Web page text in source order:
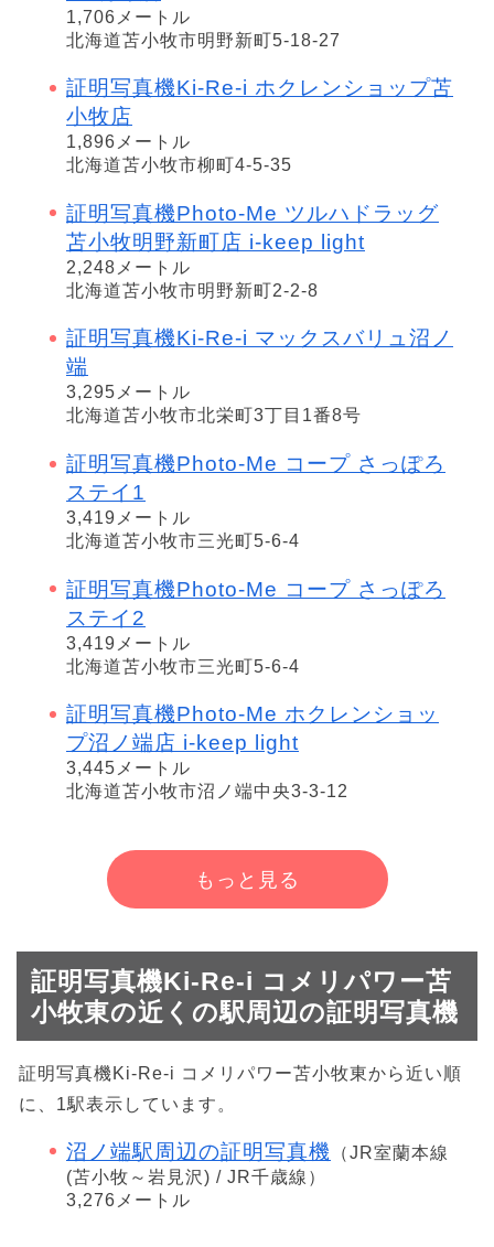
1,706メートル
北海道苫小牧市明野新町5-18-27
証明写真機Ki-Re-i ホクレンショップ苫
小牧店
1,896メートル
北海道苫小牧市柳町4-5-35
証明写真機Photo-Me ツルハドラッグ
苫小牧明野新町店 i-keep light
2,248メートル
北海道苫小牧市明野新町2-2-8
証明写真機Ki-Re-i マックスバリュ沼ノ
端
3,295メートル
北海道苫小牧市北栄町3丁目1番8号
証明写真機Photo-Me コープ さっぽろ
ステイ1
3,419メートル
北海道苫小牧市三光町5-6-4
証明写真機Photo-Me コープ さっぽろ
ステイ2
3,419メートル
北海道苫小牧市三光町5-6-4
証明写真機Photo-Me ホクレンショッ
プ沼ノ端店 i-keep light
3,445メートル
北海道苫小牧市沼ノ端中央3-3-12
もっと見る
証明写真機Ki-Re-i コメリパワー苫
小牧東の近くの駅周辺の証明写真機
証明写真機Ki-Re-i コメリパワー苫小牧東から近い順
に、1駅表示しています。
沼ノ端駅周辺の証明写真機
（JR室蘭本線
(苫小牧～岩見沢) / JR千歳線）
3,276メートル